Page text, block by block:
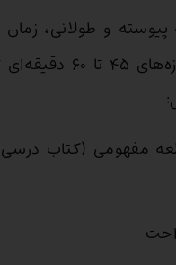
و طولانی، زمان
مطالعه را به بازه‌های
مفهومی (کتاب